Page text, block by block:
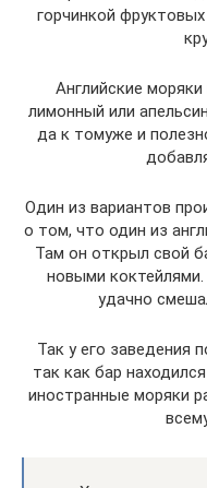
горчинкой
Английские
лимонный или
да к томуже и
Один из вариантов
о том, что один из
Там он открыл свой
новыми
удачно
Так у его заведения
так как бар
иностранные моряки